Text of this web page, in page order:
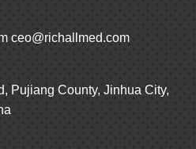
ceo@richallmed.com
Pujiang County, Jinhua City,